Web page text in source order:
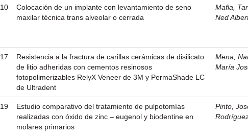
Colocación de un implante con levantamiento de seno
maxilar técnica trans alveolar o cerrada
Mafla,
Ned
Resistencia a la fractura de carillas cerámicas de disilicato
de litio adheridas con cementos resinosos
fotopolimerizables RelyX Veneer de 3M y PermaShade LC
de Ultradent
Mena,
María
Estudio comparativo del tratamiento de pulpotomías
realizadas con óxido de zinc – eugenol y biodentine en
molares primarios
Pinto,